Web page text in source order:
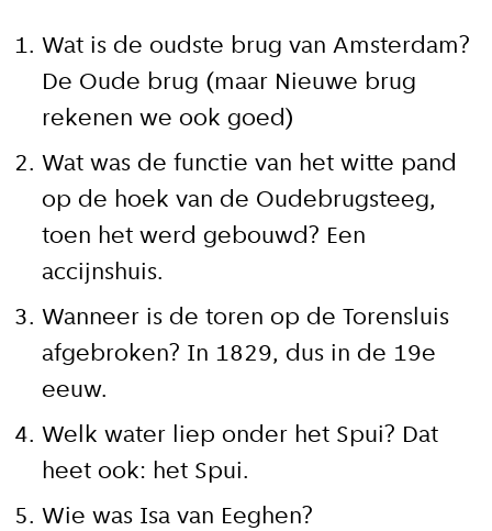
Wat is de oudste brug van Amsterdam?
De Oude brug (maar Nieuwe brug
rekenen we ook goed)
Wat was de functie van het witte pand
op de hoek van de Oudebrugsteeg,
toen het werd gebouwd? Een
accijnshuis.
Wanneer is de toren op de Torensluis
afgebroken? In 1829, dus in de 19e
eeuw.
Welk water liep onder het Spui? Dat
heet ook: het Spui.
Wie was Isa van Eeghen?